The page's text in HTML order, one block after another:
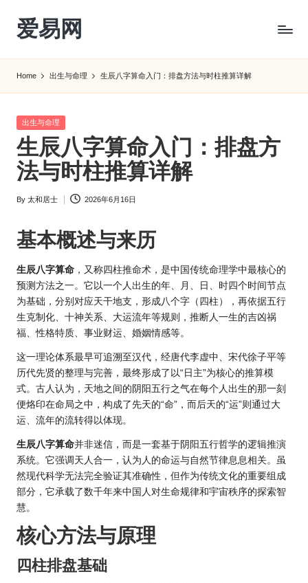
Skip
content
爱易网
转
农
历
阴
历
Home 出生与命理 生辰八字算命入门：排盘方法与时柱推算详解
Posted
出生与命理
生辰八字算命入门：排盘方
法与时柱推算详解
Posted
By 太和居士 2026年6月16日
基本概述与来历
生辰八字算命 ，又称四柱推命术，是中国传统命理学中最核心的
预测方法之一。它以一个人出生的年、月、日、时四个时间节点
为基础，分别对应天干地支，形成八个字（四柱），再依据五行
生克制化、十神关系、大运流年等规则，推断人一生的吉凶祸
福、性格特质、事业财运、婚姻情感等。
这一理论体系最早可追溯至汉代，经唐代李虚中、宋代徐子平等
历代先贤的整理与完善，最终形成了以“日主”为核心的推算模
式。古人认为，天地之间的阴阳五行之气在每个人出生的那一刻
便烙印在命局之中，构成了先天的“命”，而后天的“运”则通过大
运、流年的流转得以体现。
生辰八字算命并非迷信，而是一套基于阴阳五行哲学的逻辑推演
系统。它强调天人合一，认为人的命运与自然节律息息相关。虽
然现代科学无法完全验证其准确性，但作为传统文化的重要组成
部分，它承载了数千年来中国人对生命规律和宇宙秩序的探索智
慧。
核心方法与原理
四柱排盘基础